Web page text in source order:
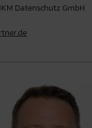
Datenschutz GmbH